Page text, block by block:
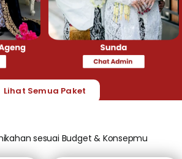
Lihat Semua Paket
sesuai Budget & Konsepmu